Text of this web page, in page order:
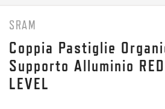
SRAM
Coppia Pastiglie
Supporto Alluminio
LEVEL